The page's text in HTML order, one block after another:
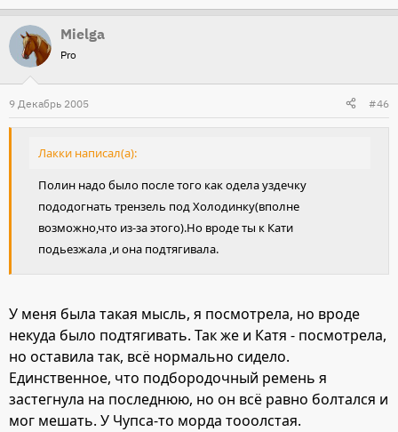
Mielga
Pro
9 Декабрь 2005 #46
Лакки написал(а):
Полин надо было после того как одела уздечку
пододогнать трензель под Холодинку(вполне
возможно,что из-за этого).Но вроде ты к Кати
подьезжала ,и она подтягивала.
У меня была такая мысль, я посмотрела, но вроде
некуда было подтягивать. Так же и Катя - посмотрела,
но оставила так, всё нормально сидело.
Единственное, что подбородочный ремень я
застегнула на последнюю, но он всё равно болтался и
мог мешать. У Чупса-то морда тооолстая.